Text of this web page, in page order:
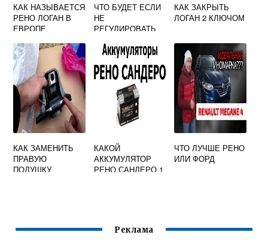
КАК НАЗЫВАЕТСЯ
РЕНО ЛОГАН В
ЕВРОПЕ
ЧТО БУДЕТ ЕСЛИ
НЕ
РЕГУЛИРОВАТЬ
РЕНО ЛОГАН
КАК ЗАКРЫТЬ
ЛОГАН 2 КЛЮЧОМ
КАК ЗАМЕНИТЬ
ПРАВУЮ
ПОДУШКУ
КАКОЙ
АККУМУЛЯТОР
РЕНО САНДЕРО 1
ЧТО ЛУЧШЕ РЕНО
ИЛИ ФОРД
Реклама